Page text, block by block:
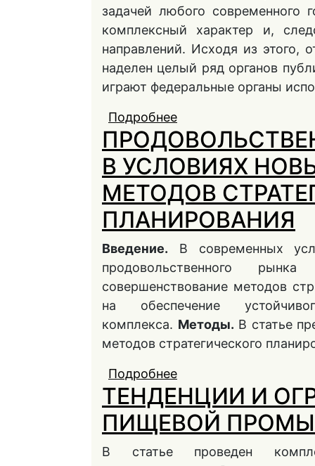
задачей любого современного
комплексный характер и,
направлений. Исходя из этого,
наделен целый ряд органов
играют федеральные органы
Подробнее
деятельности
В УСЛОВИЯХ
МЕТОДОВ
ПЛАНИРОВАНИЯ
Введение. В современных
продовольственного
совершенствование методов
на обеспечение
комплекса. Методы. В статье
методов стратегического
Подробнее
РИСКОВ: РАЗВИТИЕ
ПЛАНИРОВАНИЯ
ТЕНДЕНЦИИ И
ПИЩЕВОЙ
В статье проведен